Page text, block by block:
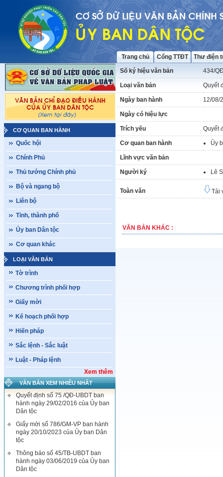
Trang chủ Cổng TTĐT Thư điện
CƠ QUAN BAN HÀNH
Quốc hội
Chính Phủ
Thủ tướng Chính phủ
Bộ và ngang bộ
Liên bộ
Tỉnh, thành phố
Ủy ban Dân tộc
Cơ quan khác
LOẠI VĂN BẢN
Tờ trình
Chương trình phối hợp
Giấy mời
Kế hoạch phối hợp
Hiến pháp
Sắc lệnh - Sắc luật
Luật - Pháp lệnh
Xem thêm
VĂN BẢN XEM NHIỀU NHẤT
Quyết định số 75 /QĐ-UBDT ban
hành ngày 29/02/2016 của Ủy ban
Dân tộc
Giấy mời số 786/GM-VP ban hành
ngày 20/10/2023 của Ủy ban Dân
tộc
Thông báo số 45/TB-UBDT ban
hành ngày 03/06/2019 của Ủy ban
Dân tộc
Số ký hiệu văn bản 434/
Loại văn bản Quyết
Ngày ban hành 12/08/
Ngày có hiệu lực
Trích yếu Quyết
Cơ quan ban hành Ủy
Lĩnh vực văn bản
Người ký Lê
Toàn văn Tải
VĂN BẢN KHÁC :